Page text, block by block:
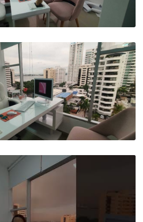
Excelente Dra.
se sienta en confianza
muy amable. Me explicó
detalle, es muy alegre.
cómoda. la recomiendo